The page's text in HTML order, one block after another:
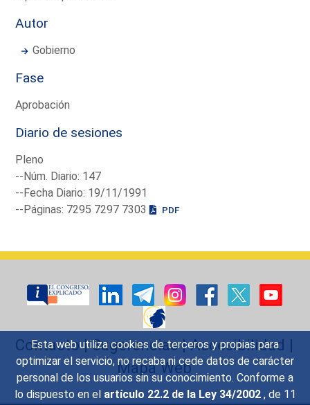
Esta web utiliza cookies de terceros y propias para
optimizar el servicio, no recaba ni cede datos de carácter
personal de los usuarios sin su conocimiento. Conforme a
lo dispuesto en el artículo 22.2 de la Ley 34/2002 , de 11
Autor
Gobierno
Fase
Aprobación
Diario de sesiones
Pleno
--Núm. Diario: 147
--Fecha Diario: 19/11/1991
--Páginas: 7295 7297 7303
PDF
Contacto|Sugerencias|Accesibilidad |
Mapa Web